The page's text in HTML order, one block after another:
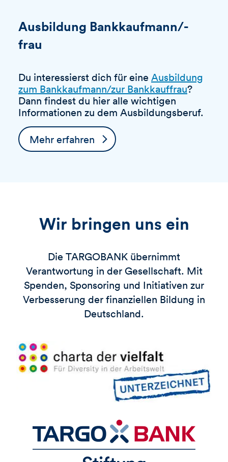
Ausbildung Bankkaufmann/-
frau
Du interessierst dich für eine Ausbildung
zum Bankkaufmann/zur Bankkauffrau?
Dann findest du hier alle wichtigen
Informationen zu dem Ausbildungsberuf.
Mehr erfahren
Wir bringen uns ein
Die TARGOBANK übernimmt
Verantwortung in der Gesellschaft. Mit
Spenden, Sponsoring und Initiativen zur
Verbesserung der finanziellen Bildung in
Deutschland.